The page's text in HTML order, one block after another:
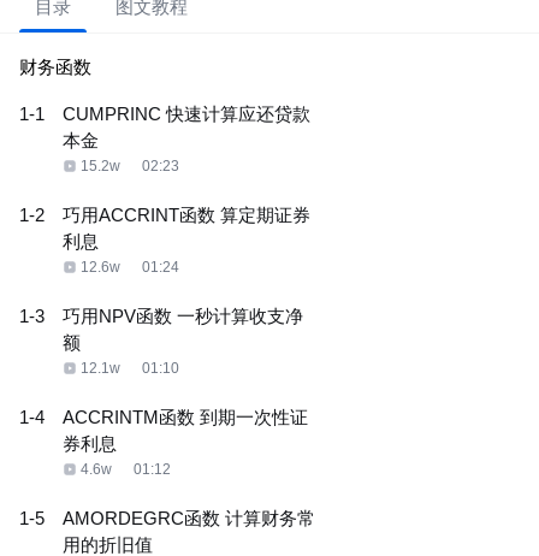
目录 图文教程
财务函数
1-1
CUMPRINC 快速计算应还贷款
本金
15.2w 02:23
1-2
巧用ACCRINT函数 算定期证券
利息
12.6w 01:24
1-3
巧用NPV函数 一秒计算收支净
额
12.1w 01:10
1-4
ACCRINTM函数 到期一次性证
券利息
4.6w 01:12
1-5
AMORDEGRC函数 计算财务常
用的折旧值